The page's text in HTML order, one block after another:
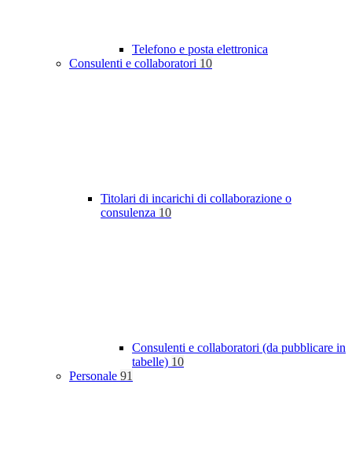
Telefono e posta elettronica
Consulenti e collaboratori 10
Titolari di incarichi di collaborazione o
consulenza 10
Consulenti e collaboratori (da pubblicare in
tabelle) 10
Personale 91